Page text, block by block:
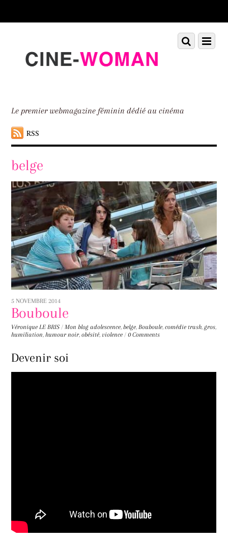
down
Le premier webmagazine féminin dédié au cinéma
RSS
Menu
Scroll
down
belge
5 NOVEMBRE 2014
Bouboule
Véronique LE BRIS / Mon blog adolescence,belge, Bouboule,comédie trash,gros,
humiliation,humour noir,obésité,violence / 0 Comments
Devenir soi